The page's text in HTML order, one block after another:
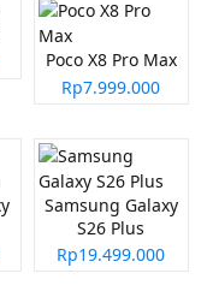
Poco X8 Pro Max
Rp7.999.000
Samsung Galaxy
S26 Plus
Rp19.499.000